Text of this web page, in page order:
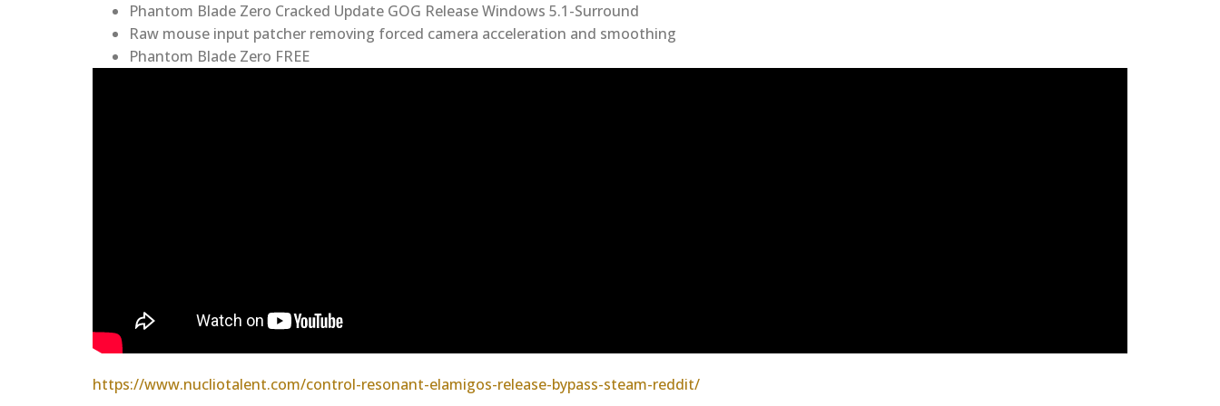
Phantom Blade Zero Cracked Update GOG Release Windows 5.1-Surround
Raw mouse input patcher removing forced camera acceleration and smoothing
Phantom Blade Zero FREE
https://www.nucliotalent.com/control-resonant-elamigos-release-bypass-steam-reddit/